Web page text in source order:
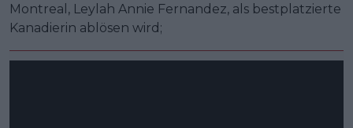
Montreal, Leylah Annie Fernandez, als bestplatzierte
Kanadierin ablösen wird;